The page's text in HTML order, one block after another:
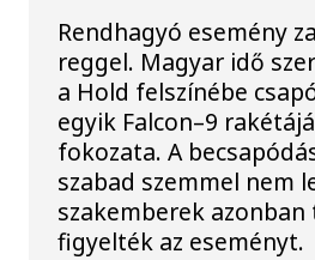
Rendhagyó esemény
reggel. Magyar idő
a Hold felszínébe
egyik Falcon–9
fokozata. A
szabad szemmel nem
szakemberek azonban
figyelték az eseményt.